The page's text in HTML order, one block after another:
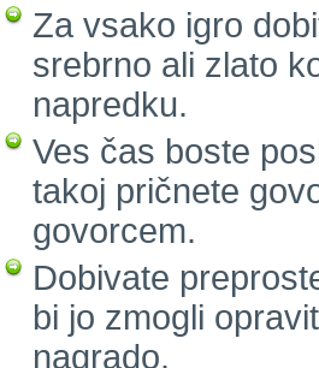
Za vsako igro
srebrno ali zlato
napredku.
Ves čas boste
takoj pričnete
govorcem.
Dobivate
bi jo zmogli
nagrado.